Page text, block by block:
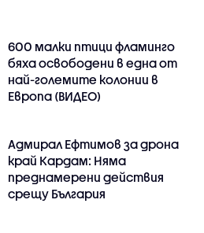
600 малки птици фламинго
бяха освободени в една от
най-големите колонии в
Европа (ВИДЕО)
Адмирал Ефтимов за дрона
край Кардам: Няма
преднамерени действия
срещу България